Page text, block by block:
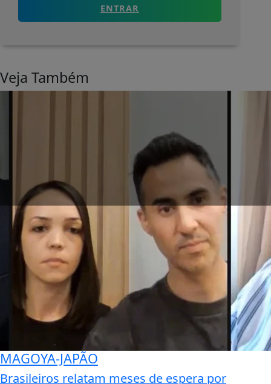
ENTRAR
Veja Também
MAGOYA-JAPÃO
Brasileiros relatam meses de espera por